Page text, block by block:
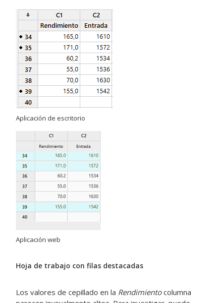
Aplicación de escritorio
Aplicación web
Hoja de trabajo con filas destacadas
Los valores de cepillado en la Rendimientocolumna